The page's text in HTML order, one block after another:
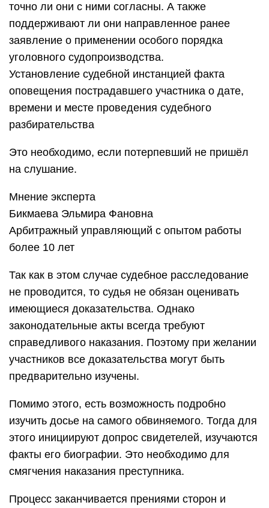
точно ли они с ними согласны. А также
поддерживают ли они направленное ранее
заявление о применении особого порядка
уголовного судопроизводства.
Установление судебной инстанцией факта
оповещения пострадавшего участника о дате,
времени и месте проведения судебного
разбирательства
Это необходимо, если потерпевший не пришёл
на слушание.
Мнение эксперта
Бикмаева Эльмира Фановна
Арбитражный управляющий с опытом работы
более 10 лет
Так как в этом случае судебное расследование
не проводится, то судья не обязан оценивать
имеющиеся доказательства. Однако
законодательные акты всегда требуют
справедливого наказания. Поэтому при желании
участников все доказательства могут быть
предварительно изучены.
Помимо этого, есть возможность подробно
изучить досье на самого обвиняемого. Тогда для
этого инициируют допрос свидетелей, изучаются
факты его биографии. Это необходимо для
смягчения наказания преступника.
Процесс заканчивается прениями сторон и